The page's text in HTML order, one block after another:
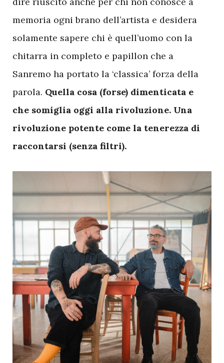
memoria ogni brano dell’artista e desidera
solamente sapere chi è quell’uomo con la
chitarra in completo e papillon che a
Sanremo ha portato la ‘classica’ forza della
parola. Quella cosa (forse) dimenticata e
che somiglia oggi alla rivoluzione. Una
rivoluzione potente come la tenerezza di
raccontarsi (senza filtri).